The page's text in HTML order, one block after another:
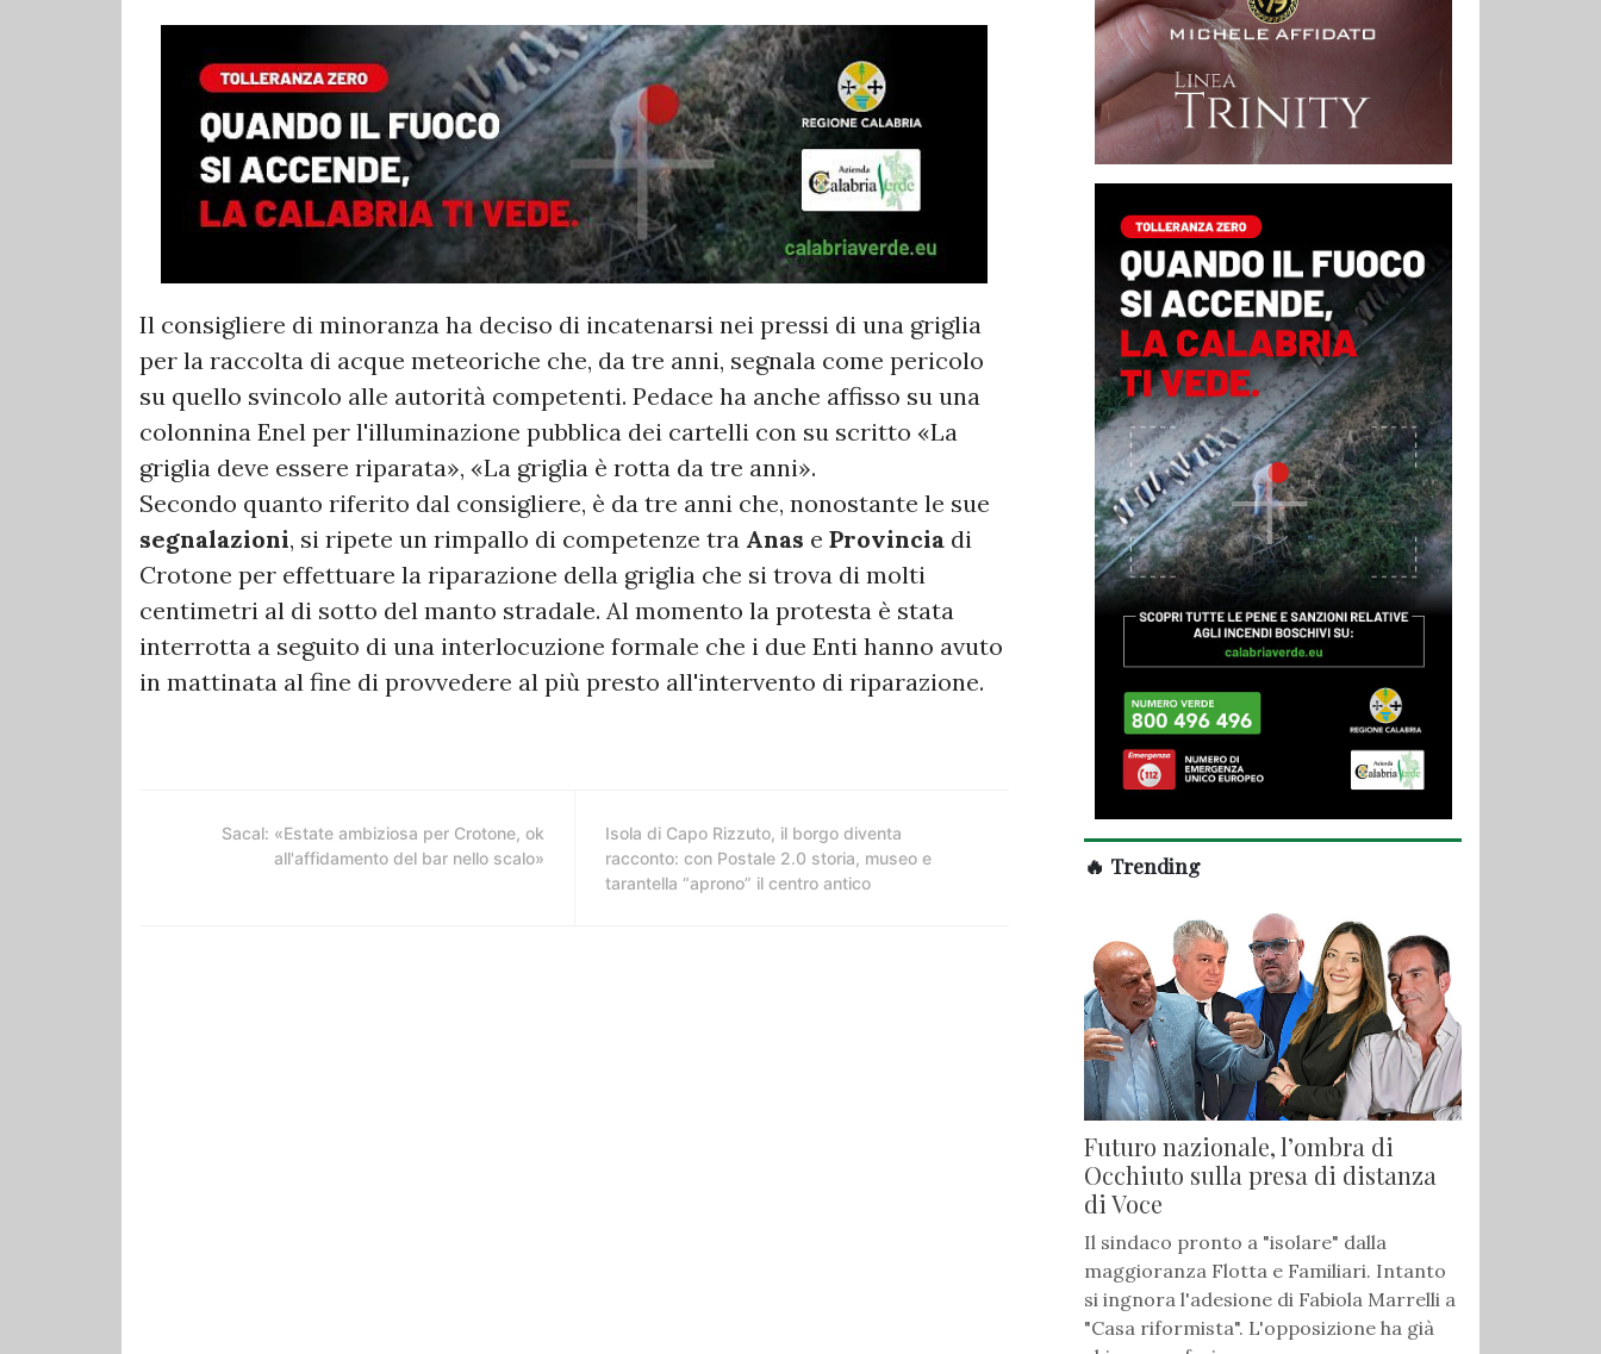
Il consigliere di minoranza ha deciso di incatenarsi nei pressi di una griglia
per la raccolta di acque meteoriche che, da tre anni, segnala come pericolo
su quello svincolo alle autorità competenti. Pedace ha anche affisso su una
colonnina Enel per l'illuminazione pubblica dei cartelli con su scritto «La
griglia deve essere riparata», «La griglia è rotta da tre anni».
Secondo quanto riferito dal consigliere, è da tre anni che, nonostante le sue
segnalazioni, si ripete un rimpallo di competenze tra Anas e Provincia di
Crotone per effettuare la riparazione della griglia che si trova di molti
centimetri al di sotto del manto stradale. Al momento la protesta è stata
interrotta a seguito di una interlocuzione formale che i due Enti hanno avuto
in mattinata al fine di provvedere al più presto all'intervento di riparazione.
Sacal: «Estate ambiziosa per Crotone, ok
all'affidamento del bar nello scalo»
Isola di Capo Rizzuto, il borgo diventa
racconto: con Postale 2.0 storia, museo e
tarantella “aprono” il centro antico
🔥 Trending
Futuro nazionale, l’ombra di
Occhiuto sulla presa di distanza
di Voce
Il sindaco pronto a "isolare" dalla
maggioranza Flotta e Familiari. Intanto
si ingnora l'adesione di Fabiola Marrelli a
"Casa riformista". L'opposizione ha già